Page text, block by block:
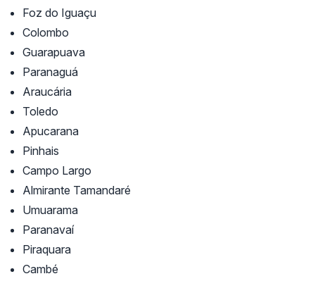
Foz do Iguaçu
Colombo
Guarapuava
Paranaguá
Araucária
Toledo
Apucarana
Pinhais
Campo Largo
Almirante Tamandaré
Umuarama
Paranavaí
Piraquara
Cambé